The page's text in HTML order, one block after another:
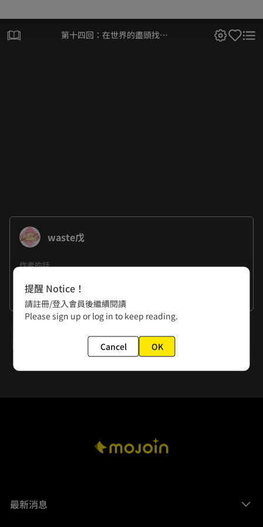
第十四回：在世界的盡頭找到
waste戊
作者的話
清明吃了好多春捲玩耍了好幾天進度緊張
感謝阿曼跟包包協助作畫！
看更多
第十五回：不一樣的一樣
最新消息
提醒 Notice！
請註冊/登入會員後繼續閱讀
Please sign up or log in to keep reading.
Cancel OK